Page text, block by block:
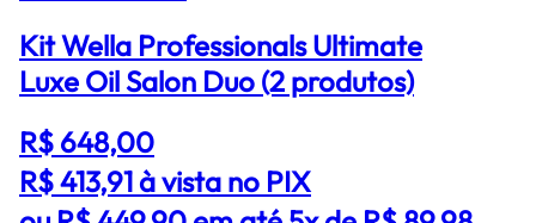
Kit Wella Professionals Ultimate
Luxe Oil Salon Duo (2 produtos)
R$ 648,00
R$ 413,91à vista no PIX